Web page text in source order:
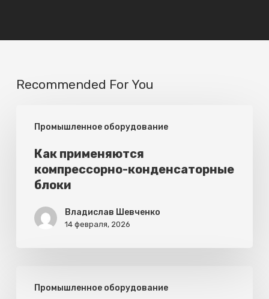
Recommended For You
Промышленное оборудование
применяются
компрессорно-
конденсаторные
блоки
Как применяются
компрессорно-конденсаторные
блоки
Владислав Шевченко
14 февраля, 2026
Промышленное оборудование
эксплуатации